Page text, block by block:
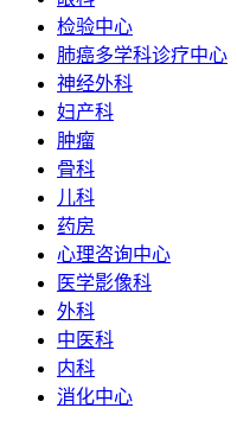
检验中心
肺癌多学科诊疗中心
神经外科
妇产科
肿瘤
骨科
儿科
药房
心理咨询中心
医学影像科
外科
中医科
内科
消化中心